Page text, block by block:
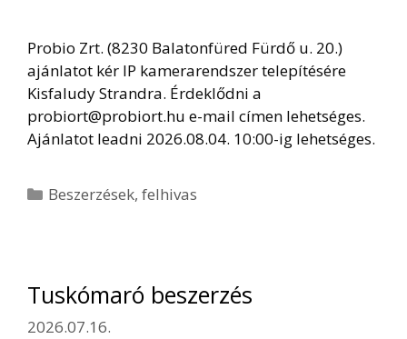
Probio Zrt. (8230 Balatonfüred Fürdő u. 20.)
ajánlatot kér IP kamerarendszer telepítésére
Kisfaludy Strandra. Érdeklődni a
probiort@probiort.hu e-mail címen lehetséges.
Ajánlatot leadni 2026.08.04. 10:00-ig lehetséges.
Kategória
Beszerzések,felhivas
Tuskómaró beszerzés
2026.07.16.